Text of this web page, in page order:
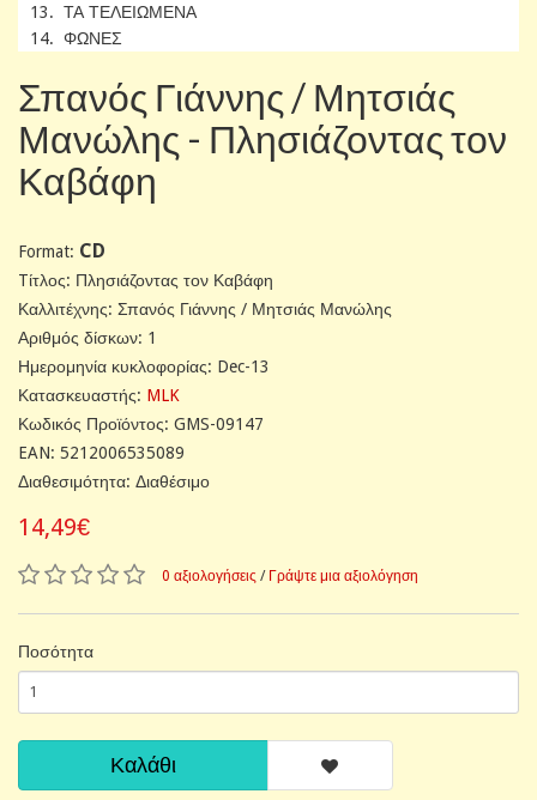
13. ΤΑ ΤΕΛΕΙΩΜΕΝΑ
14. ΦΩΝΕΣ
Σπανός Γιάννης / Μητσιάς
Μανώλης - Πλησιάζοντας τον
Καβάφη
Format: CD
Tίτλος: Πλησιάζοντας τον Καβάφη
Καλλιτέχνης: Σπανός Γιάννης / Μητσιάς Μανώλης
Αριθμός δίσκων: 1
Ημερομηνία κυκλοφορίας: Dec-13
Κατασκευαστής: MLK
Κωδικός Προϊόντος: GMS-09147
EAN: 5212006535089
Διαθεσιμότητα: Διαθέσιμο
14,49€
0 αξιολογήσεις / Γράψτε μια αξιολόγηση
Ποσότητα
Καλάθι